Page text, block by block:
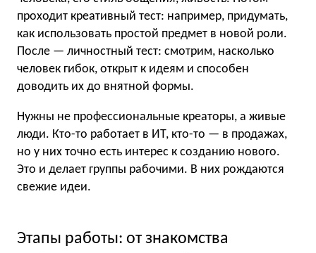
проходит креативный тест: например, придумать,
как использовать простой предмет в новой роли.
После — личностный тест: смотрим, насколько
человек гибок, открыт к идеям и способен
доводить их до внятной формы.
Нужны не профессиональные креаторы, а живые
люди. Кто-то работает в ИТ, кто-то — в продажах,
но у них точно есть интерес к созданию нового.
Это и делает группы рабочими. В них рождаются
свежие идеи.
Этапы работы: от знакомства